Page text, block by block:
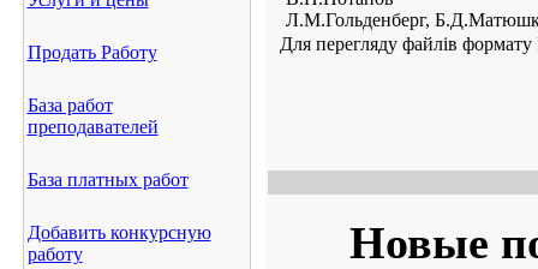
Продать Работу
База работ
преподавателей
База платных работ
Добавить конкурсную
работу
Л.М.Гольденберг,
Для перегляду файлів
Новые